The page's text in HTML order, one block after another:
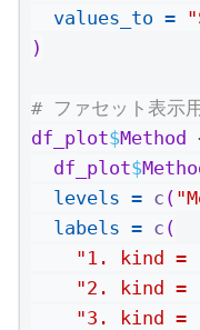
values_to =
)
# ファセット表示
df_plot$Method
  df_plot
$
levels = c (
labels = c (
"1. kind =
"2. kind =
"3. kind =